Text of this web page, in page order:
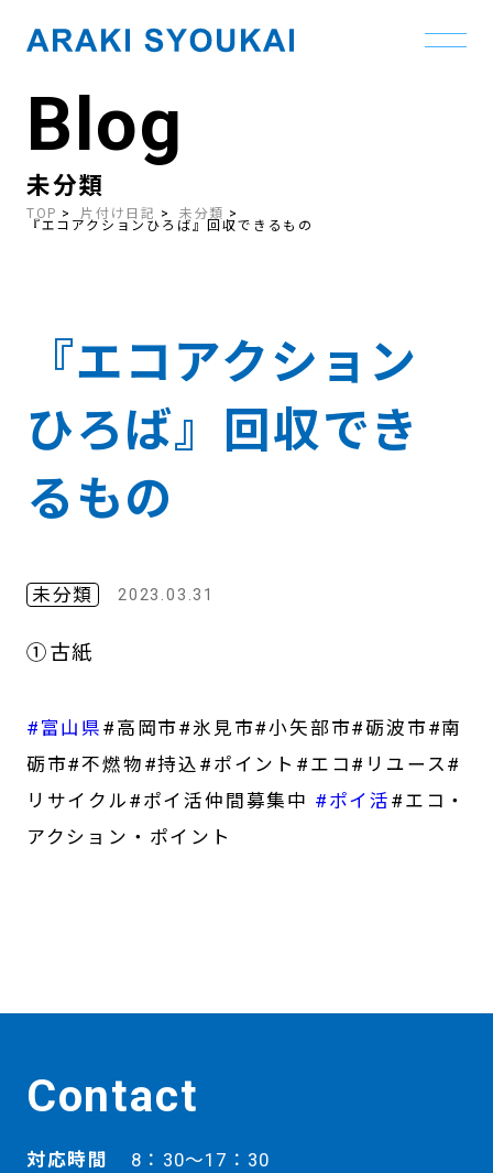
contentBlog
未分類
TOP 片付け日記 未分類
『エコアクションひろば』回収できるもの
『エコアクション
ひろば』回収でき
るもの
未分類 2023.03.31
①古紙
#富山県 #高岡市#氷見市#小矢部市#砺波市#南
砺市#不燃物#持込#ポイント#エコ#リユース#
リサイクル#ポイ活仲間募集中 #ポイ活 #エコ・
アクション・ポイント
Contact
対応時間
8：30～17：30